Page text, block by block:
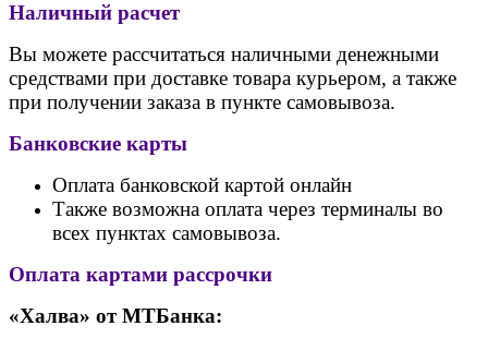
Наличный расчет
Вы можете рассчитаться наличными денежными
средствами при доставке товара курьером, а также
при получении заказа в пункте самовывоза.
Банковские карты
Оплата банковской картой онлайн
Также возможна оплата через терминалы во
всех пунктах самовывоза.
Оплата картами рассрочки
«Халва» от МТБанка: